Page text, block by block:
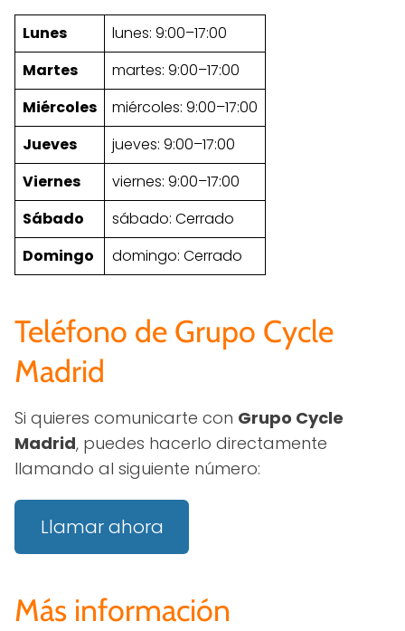
Lunes
lunes: 9:00–17:00
Martes
martes: 9:00–17:00
Miércoles
miércoles: 9:00–17:00
Jueves
jueves: 9:00–17:00
Viernes
viernes: 9:00–17:00
Sábado
sábado: Cerrado
Domingo
domingo: Cerrado
Teléfono de Grupo Cycle
Madrid
Si quieres comunicarte con Grupo Cycle
Madrid, puedes hacerlo directamente
llamando al siguiente número:
Llamar ahora
Más información